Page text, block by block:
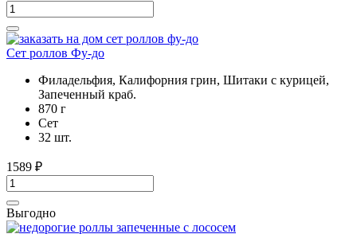
Сет роллов Фу-до
Филадельфия, Калифорния грин, Шитаки с курицей,
Запеченный краб.
870 г
Cет
32 шт.
1589 ₽
Выгодно